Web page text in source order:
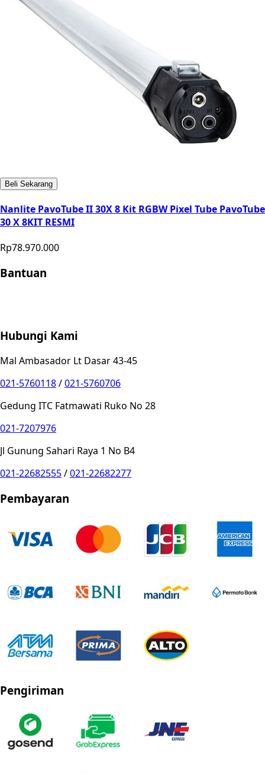
Beli Sekarang
Nanlite PavoTube II 30X 8 Kit RGBW Pixel Tube PavoTube
30 X 8KIT RESMI
Rp78.970.000
Bantuan
Hubungi Kami
Mal Ambasador Lt Dasar 43-45
021-5760118/021-5760706
Gedung ITC Fatmawati Ruko No 28
021-7207976
Jl Gunung Sahari Raya 1 No B4
021-22682555/021-22682277
Pembayaran
Pengiriman